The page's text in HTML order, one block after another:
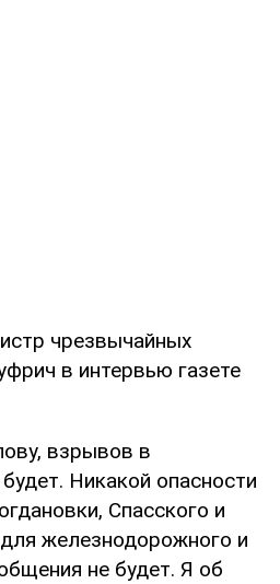
чрезвычайных
в интервью газете
взрывов в
Никакой опасности
Спасского и
железнодорожного и
не будет. Я об